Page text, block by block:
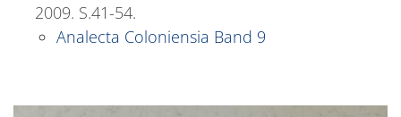
2009. S.41-54.
Analecta Coloniensia Band 9